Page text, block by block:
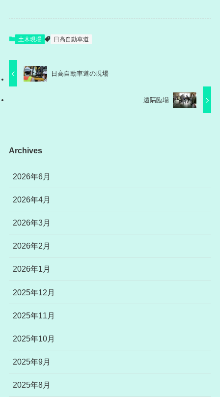
土木現場 日高自動車道
日高自動車道の現場
遠隔臨場
Archives
2026年6月
2026年4月
2026年3月
2026年2月
2026年1月
2025年12月
2025年11月
2025年10月
2025年9月
2025年8月